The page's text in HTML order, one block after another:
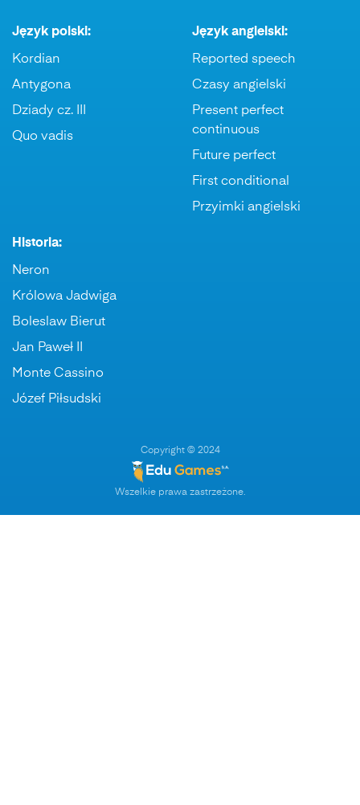
Język polski:
Kordian
Antygona
Dziady cz. III
Quo vadis
Język angielski:
Reported speech
Czasy angielski
Present perfect
continuous
Future perfect
First conditional
Przyimki angielski
Historia:
Neron
Królowa Jadwiga
Boleslaw Bierut
Jan Paweł II
Monte Cassino
Józef Piłsudski
Copyright © 2024
Wszelkie prawa zastrzeżone.